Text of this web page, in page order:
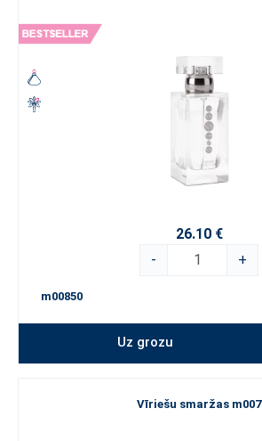
26.10 €
-
+
m00850
Uz grozu
Vīriešu smaržas m007